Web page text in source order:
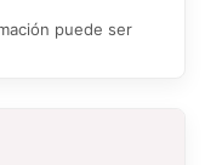
puede ser